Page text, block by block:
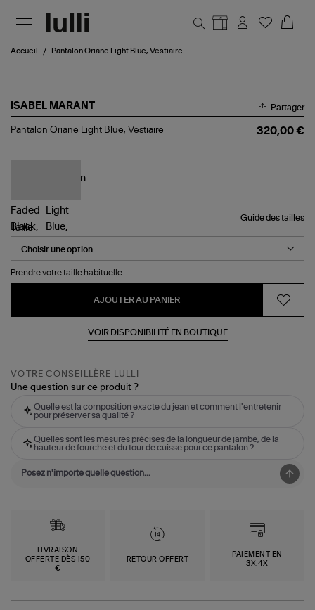
Accueil Pantalon Oriane Light Blue, Vestiaire
ISABEL MARANT
Pantalon
Partager
Pantalon Oriane Light Blue, Vestiaire 320,00 €
Guide des tailles
Taille
Prendre votre taille habituelle.
AJOUTER AU PANIER
VOIR DISPONIBILITÉ EN BOUTIQUE
VOTRE CONSEILLÈRE LULLI
Une question sur ce produit ?
Quelle est la composition exacte du jean et comment l'entretenir
pour préserver sa qualité ?
Quelles sont les mesures précises de la longueur de jambe, de la
hauteur de fourche et du tour de cuisse pour ce pantalon ?
LIVRAISON
OFFERTE DÈS 150
€
RETOUR OFFERT
PAIEMENT EN
3X,4X